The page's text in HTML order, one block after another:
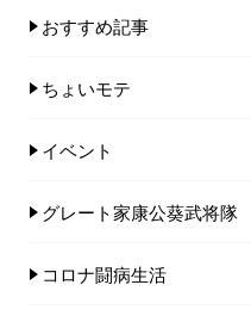
おすすめ記事
ちょいモテ
イベント
グレート家康公葵武将隊
コロナ闘病生活